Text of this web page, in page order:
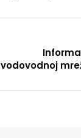
vodovodnoj